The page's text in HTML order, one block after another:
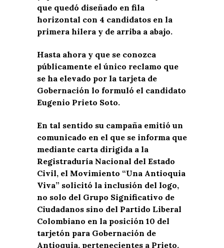
que quedó diseñado en fila
horizontal con 4 candidatos en la
primera hilera y de arriba a abajo.
Hasta ahora y que se conozca
públicamente el único reclamo que
se ha elevado por la tarjeta de
Gobernación lo formuló el candidato
Eugenio Prieto Soto.
En tal sentido su campaña emitió un
comunicado en el que se informa que
mediante carta dirigida a la
Registraduría Nacional del Estado
Civil, el Movimiento “Una Antioquia
Viva” solicitó la inclusión del logo,
no solo del Grupo Significativo de
Ciudadanos sino del Partido Liberal
Colombiano en la posición 10 del
tarjetón para Gobernación de
Antioquia, pertenecientes a Prieto.